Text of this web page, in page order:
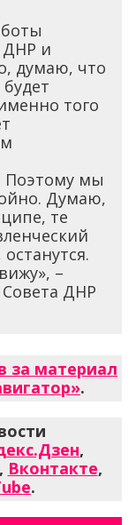
ДНР и
думаю, что
того
Поэтому мы
Думаю,
те
–
ДНР
за материал
.
,
Вконтакте,
.